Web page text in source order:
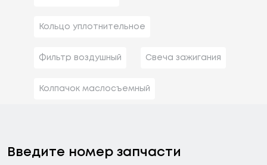
Кольцо уплотнительное
Фильтр воздушный Свеча зажигания
Колпачок маслосъемный
Введите номер запчасти